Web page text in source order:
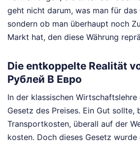
geht nicht darum, was man für das
sondern ob man überhaupt noch
Markt hat, den diese Währung
Die entkoppelte Realität
Рублей В Евро
In der klassischen
Gesetz des Preises. Ein Gut sollte,
Transportkosten, überall auf der
kosten. Doch dieses Gesetz